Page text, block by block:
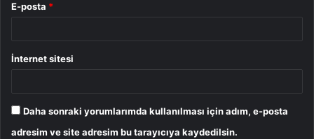
E-posta *
İnternet sitesi
Daha sonraki yorumlarımda kullanılması için adım, e-posta
adresim ve site adresim bu tarayıcıya kaydedilsin.